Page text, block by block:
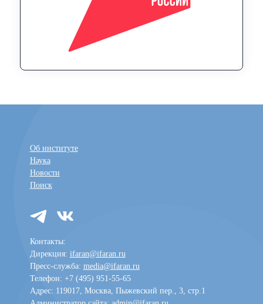
Об институте
Наука
Новости
Поиск
Контакты:
Дирекция: ifaran@ifaran.ru
Пресс-служба: media@ifaran.ru
Телефон: +7 (495) 951-55-65
Адрес: 119017, Москва, Пыжевский пер., 3, стр.1